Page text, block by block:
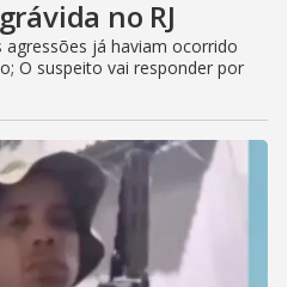
no RJ
já haviam ocorrido
O suspeito vai responder por